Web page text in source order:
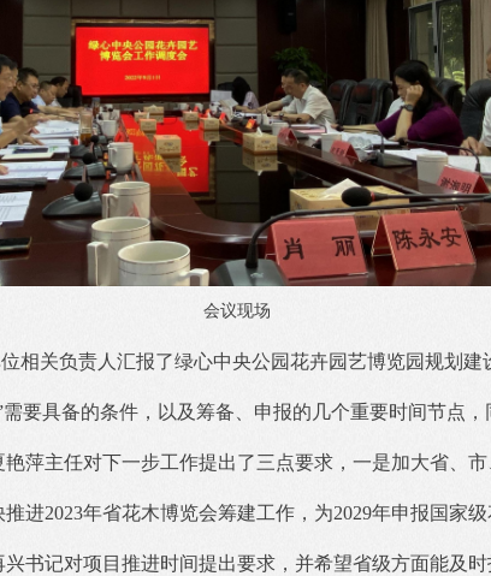
会议现场
相关负责人汇报了绿心中央公园花卉园艺博览园规划
要具备的条件，以及筹备、申报的几个重要时间节点
萍主任对下一步工作提出了三点要求，一是加大省、
进2023年省花木博览会筹建工作，为2029年申报国家
书记对项目推进时间提出要求，并希望省级方面能及